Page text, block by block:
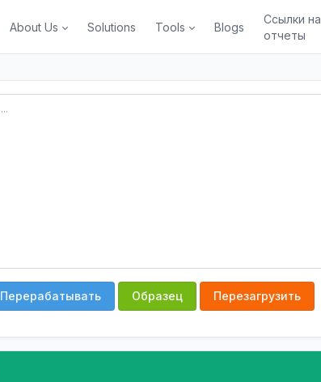
About Us Solutions Tools Blogs
Ссылки на
отчеты
Перерабатывать Образец Перезагрузить